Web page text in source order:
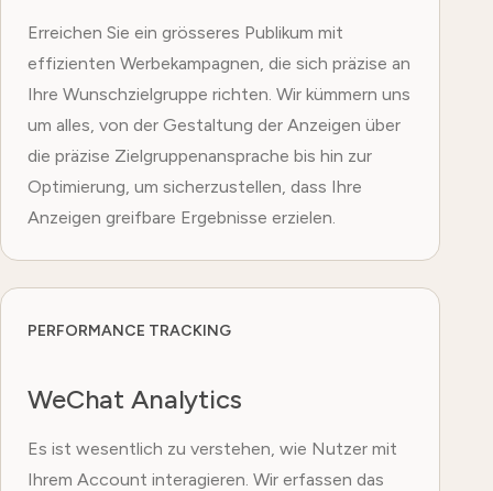
Erreichen Sie ein grösseres Publikum mit
effizienten Werbekampagnen, die sich präzise an
Ihre Wunschzielgruppe richten. Wir kümmern uns
um alles, von der Gestaltung der Anzeigen über
die präzise Zielgruppenansprache bis hin zur
Optimierung, um sicherzustellen, dass Ihre
Anzeigen greifbare Ergebnisse erzielen.
PERFORMANCE TRACKING
WeChat Analytics
Es ist wesentlich zu verstehen, wie Nutzer mit
Ihrem Account interagieren. Wir erfassen das